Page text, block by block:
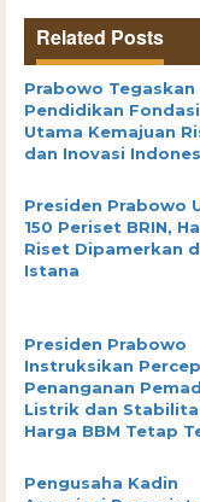
Related Posts
Prabowo Tegaskan
Pendidikan Fondasi
Utama Kemajuan
dan Inovasi
Presiden Prabowo
150 Periset BRIN,
Riset Dipamerkan
Istana
Presiden Prabowo
Instruksikan
Penanganan
Listrik dan
Harga BBM Tetap
Pengusaha Kadin